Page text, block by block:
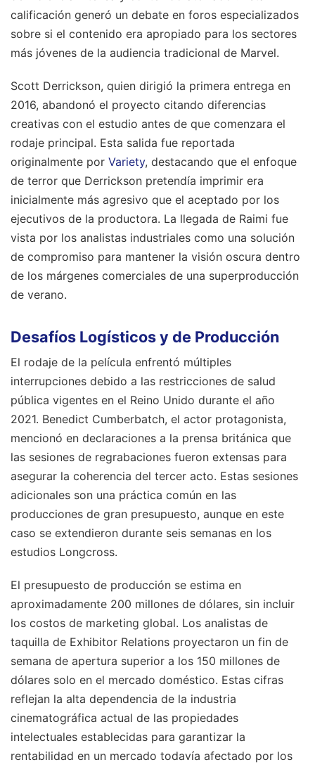
calificación generó un debate en foros especializados
sobre si el contenido era apropiado para los sectores
más jóvenes de la audiencia tradicional de Marvel.
Scott Derrickson, quien dirigió la primera entrega en
2016, abandonó el proyecto citando diferencias
creativas con el estudio antes de que comenzara el
rodaje principal. Esta salida fue reportada
originalmente por Variety, destacando que el enfoque
de terror que Derrickson pretendía imprimir era
inicialmente más agresivo que el aceptado por los
ejecutivos de la productora. La llegada de Raimi fue
vista por los analistas industriales como una solución
de compromiso para mantener la visión oscura dentro
de los márgenes comerciales de una superproducción
de verano.
Desafíos Logísticos y de Producción
El rodaje de la película enfrentó múltiples
interrupciones debido a las restricciones de salud
pública vigentes en el Reino Unido durante el año
2021. Benedict Cumberbatch, el actor protagonista,
mencionó en declaraciones a la prensa británica que
las sesiones de regrabaciones fueron extensas para
asegurar la coherencia del tercer acto. Estas sesiones
adicionales son una práctica común en las
producciones de gran presupuesto, aunque en este
caso se extendieron durante seis semanas en los
estudios Longcross.
El presupuesto de producción se estima en
aproximadamente 200 millones de dólares, sin incluir
los costos de marketing global. Los analistas de
taquilla de Exhibitor Relations proyectaron un fin de
semana de apertura superior a los 150 millones de
dólares solo en el mercado doméstico. Estas cifras
reflejan la alta dependencia de la industria
cinematográfica actual de las propiedades
intelectuales establecidas para garantizar la
rentabilidad en un mercado todavía afectado por los